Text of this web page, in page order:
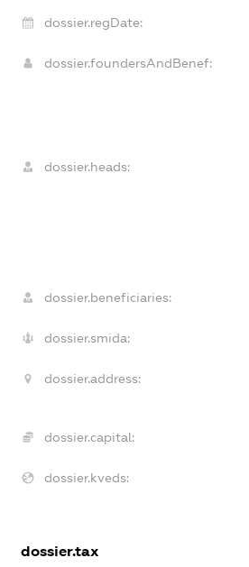
dossier.regDate:
dossier.foundersAndBenef:
dossier.heads:
dossier.beneficiaries:
dossier.smida:
dossier.address:
dossier.capital:
dossier.kveds:
dossier.tax